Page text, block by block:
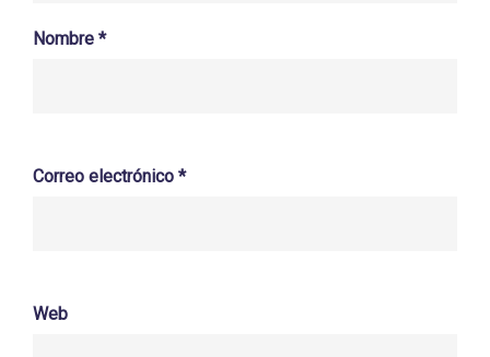
Nombre *
Correo electrónico *
Web